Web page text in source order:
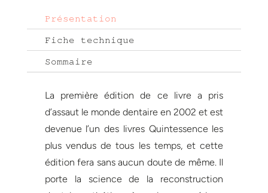
Présentation
Fiche technique
Sommaire
La première édition de ce livre a pris
d’assaut le monde dentaire en 2002 et est
devenue l’un des livres Quintessence les
plus vendus de tous les temps, et cette
édition fera sans aucun doute de même. Il
porte la science de la reconstruction